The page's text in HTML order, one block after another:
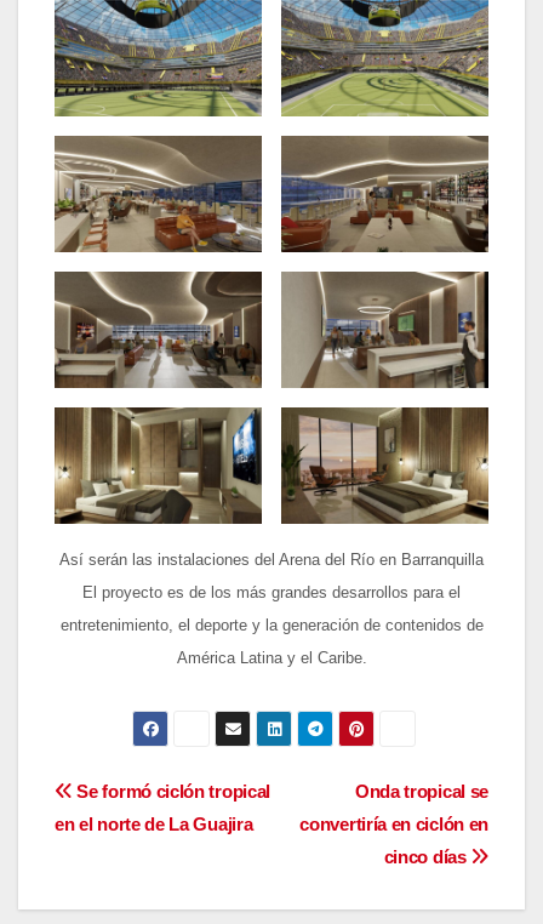
Así serán las instalaciones del Arena del Río en Barranquilla
El proyecto es de los más grandes desarrollos para el
entretenimiento, el deporte y la generación de contenidos de
América Latina y el Caribe.
Navegación
entradas
Onda tropical se
convertiría en ciclón en
cinco días
Se formó ciclón tropical
en el norte de La Guajira